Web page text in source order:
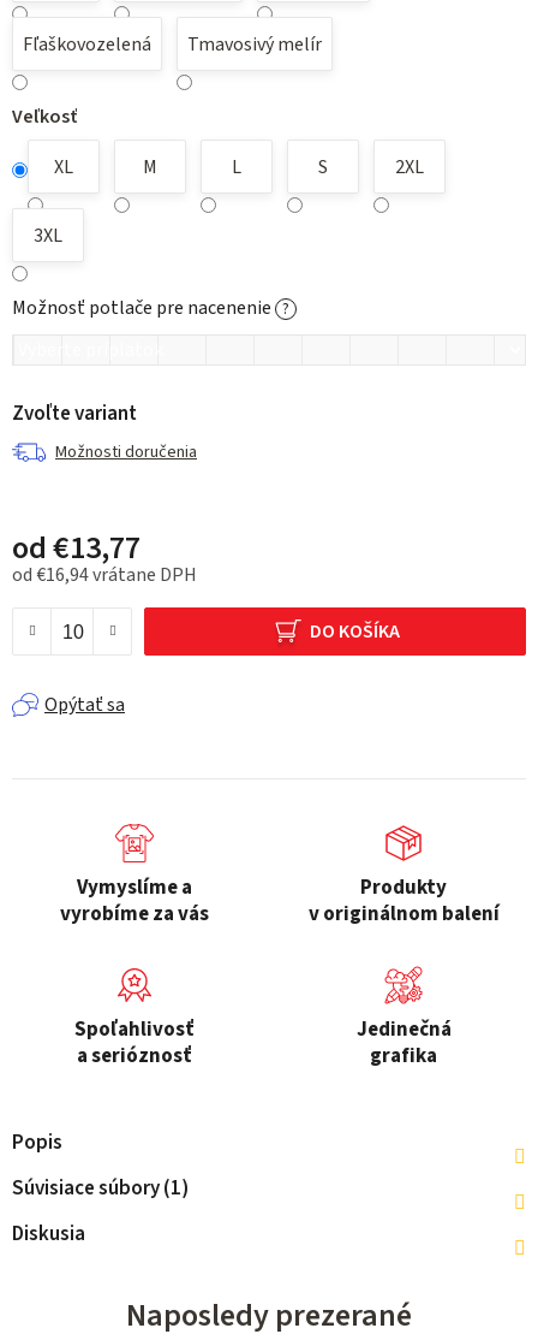
Fľaškovozelená Tmavosivý melír
Veľkosť
XL
M L S 2XL
3XL
Možnosť potlače pre nacenenie ?
Zvoľte variant
Možnosti doručenia
od€13,77
od€16,94vrátane DPH
DO KOŠÍKA
Opýtať sa
Vymyslíme a
vyrobíme za vás
Produkty
v originálnom balení
Spoľahlivosť
a serióznosť
Jedinečná
grafika
Popis
Súvisiace súbory (1)
Diskusia
Naposledy prezerané